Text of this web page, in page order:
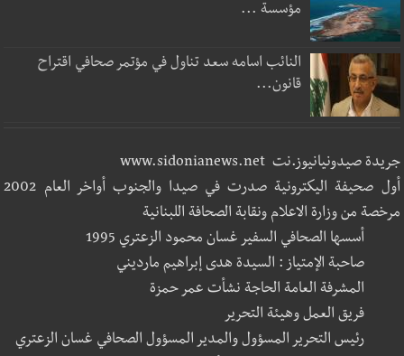
مؤسسة ...
النائب اسامه سعد تناول في مؤتمر صحافي اقتراح
قانون...
جريدة صيدونيانيوز.نت www.sidonianews.net
أول صحيفة اليكترونية صدرت في صيدا والجنوب أواخر العام 2002
مرخصة من وزارة الاعلام ونقابة الصحافة اللبنانية
أسسها الصحافي السفير غسان محمود الزعتري 1995
صاحبة الإمتياز : السيدة هدى إبراهيم مارديني
المشرفة العامة الحاجة نشأت عمر حمزة
فريق العمل وهيئة التحرير
رئيس التحرير المسؤول والمدير المسؤول الصحافي غسان الزعتري